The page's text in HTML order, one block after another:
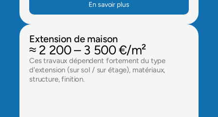
En savoir plus
Extension de maison
≈ 2 200 – 3 500 €/m²
Ces travaux dépendent fortement du type
d'extension (sur sol / sur étage), matériaux,
structure, finition.